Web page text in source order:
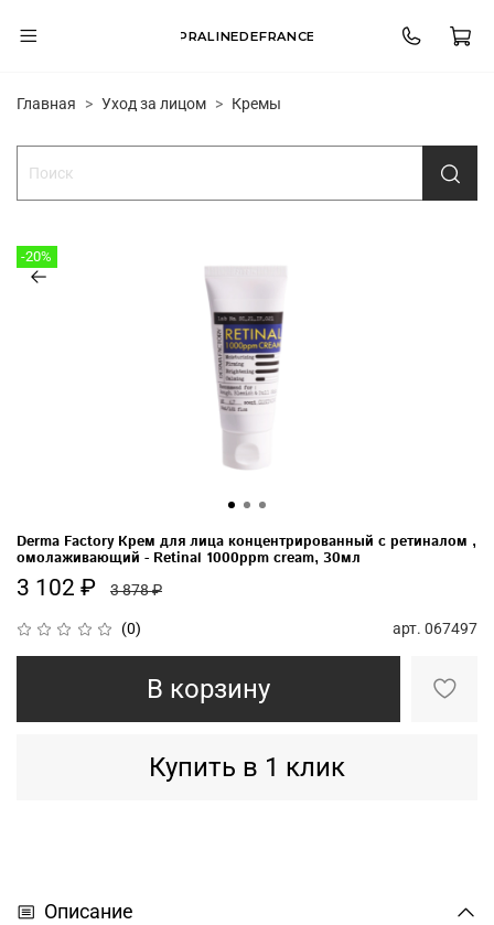
PRALINEDEFRANCE
Главная Уход за лицом Кремы
-20%
(0) арт. 067497
Derma Factory Крем для лица концентрированный с ретиналом ,
омолаживающий - Retinal 1000ppm cream, 30мл
3 102 ₽ 3 878 ₽
В корзину
Купить в 1 клик
Описание